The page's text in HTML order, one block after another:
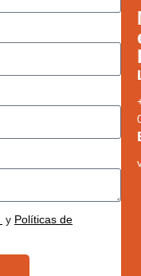
y Políticas de